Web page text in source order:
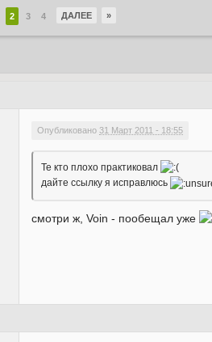
2 3 4 ДАЛЕЕ »
Опубликовано31 Март 2011 - 18:55
Те кто плохо практиковал
дайте ссылку я исправлюсь
смотри ж, Voin - пообещал уже